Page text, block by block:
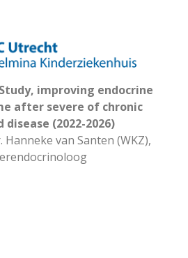
improving endocrine
after severe of chronic
disease (2022-2026)
Hanneke van Santen (WKZ),